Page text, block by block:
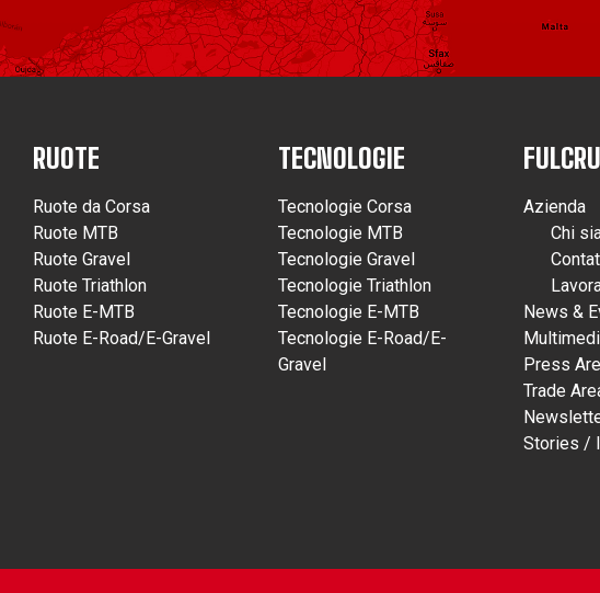
RUOTE
Ruote da Corsa
Ruote MTB
Ruote Gravel
Ruote Triathlon
Ruote E-MTB
Ruote E-Road/E-Gravel
TECNOLOGIE
Tecnologie Corsa
Tecnologie MTB
Tecnologie Gravel
Tecnologie Triathlon
Tecnologie E-MTB
Tecnologie E-Road/E-
Gravel
Azienda
Chi
News &
Press
Trade
Stories /